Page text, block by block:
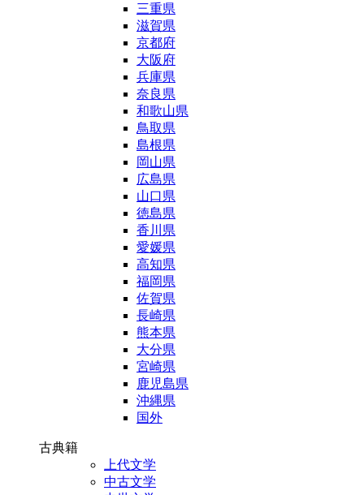
三重県
滋賀県
京都府
大阪府
兵庫県
奈良県
和歌山県
鳥取県
島根県
岡山県
広島県
山口県
徳島県
香川県
愛媛県
高知県
福岡県
佐賀県
長崎県
熊本県
大分県
宮崎県
鹿児島県
沖縄県
国外
古典籍
上代文学
中古文学